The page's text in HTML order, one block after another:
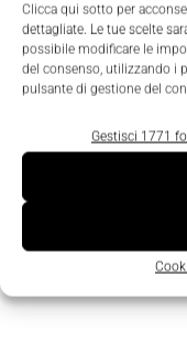
Clicca qui sotto per
dettagliate. Le tue scelte
possibile modificare le
del consenso, utilizzando i
pulsante di gestione del
Gestisci 1771
NetApp e